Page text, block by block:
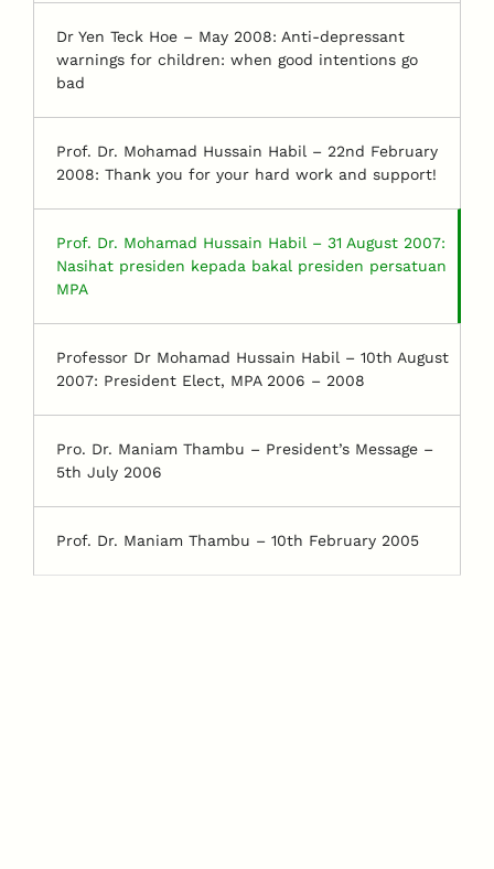
Dr Yen Teck Hoe – May 2008: Anti-depressant
warnings for children: when good intentions go
bad
Prof. Dr. Mohamad Hussain Habil – 22nd February
2008: Thank you for your hard work and support!
Prof. Dr. Mohamad Hussain Habil – 31 August 2007:
Nasihat presiden kepada bakal presiden persatuan
MPA
Professor Dr Mohamad Hussain Habil – 10th August
2007: President Elect, MPA 2006 – 2008
Pro. Dr. Maniam Thambu – President’s Message –
5th July 2006
Prof. Dr. Maniam Thambu – 10th February 2005